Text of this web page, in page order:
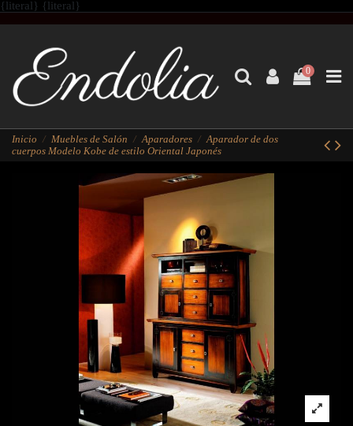
{literal} {literal}
0
Inicio Muebles de Salón Aparadores
Aparador de dos
cuerpos Modelo Kobe de estilo Oriental Japonés